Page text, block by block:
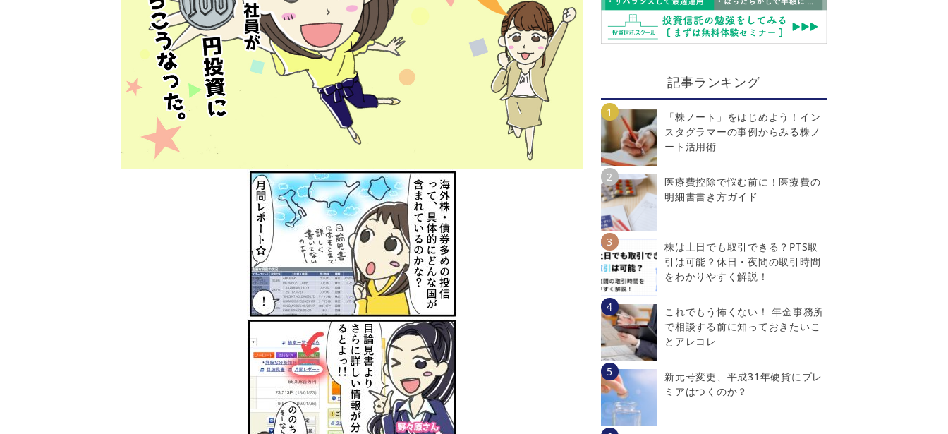
記事ランキング
「株ノート」をはじめよう！イン
スタグラマーの事例からみる株ノ
ート活用術
医療費控除で悩む前に！医療費の
明細書書き方ガイド
株は土日でも取引できる？PTS取
引は可能？休日・夜間の取引時間
をわかりやすく解説！
これでもう怖くない！ 年金事務所
で相談する前に知っておきたいこ
とアレコレ
新元号変更、平成31年硬貨にプレ
ミアはつくのか？